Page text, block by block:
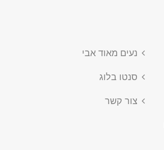
נעים מאוד אבי
סנטו בלוג
צור קשר